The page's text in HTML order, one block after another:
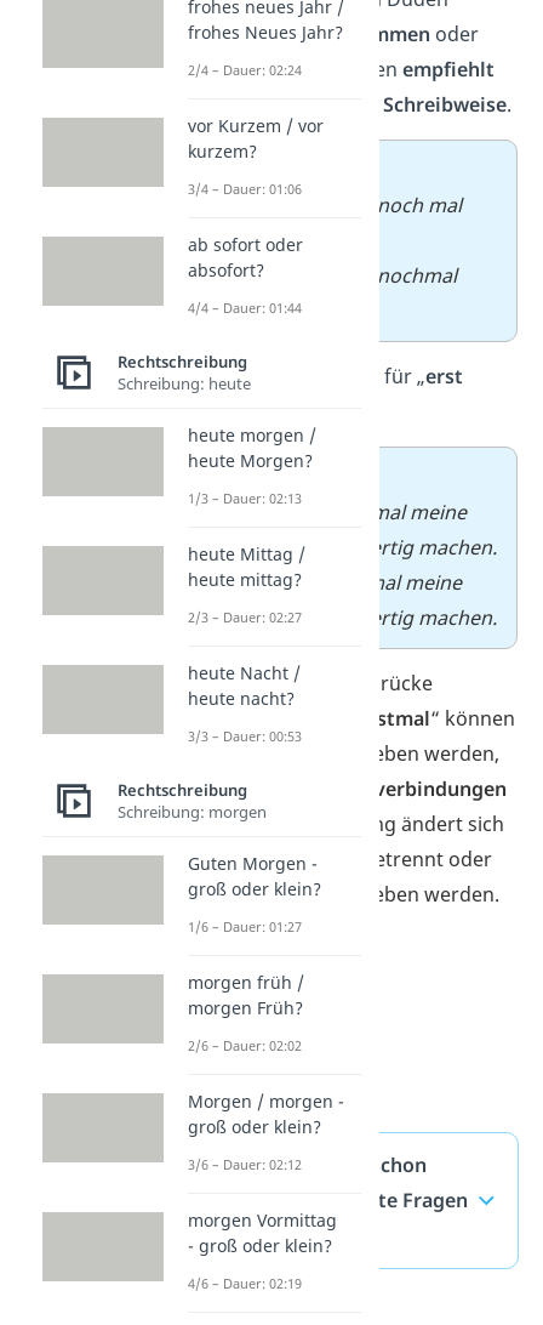
anerkannt —zusammen oder
getrennt. Der Dudenempfiehlt
getrennte Schreibweise.
Kannst du mir noch mal
helfen?
✓Kannst du mir nochmal
helfen?
Dieselbe Regel gilt für „erst
Beispiel
✓Ich muss erst mal meine
Hausaufgaben fertig machen.
✓Ich muss erstmal meine
Hausaufgaben fertig machen.
Übrigens:
Die Ausdrücke
erstmal“ können
zusammengeschrieben werden,
weil sie
feste Wortverbindungen
sind. Ihre Bedeutung ändert sich
nicht, egal ob sie getrennt oder
zusammengeschrieben werden.
„schonmal“ / „schon
mal“ — häufigste Fragen
(ausklappen)
frohes neues Jahr /
frohes Neues Jahr?
2/4 – Dauer: 02:24
vor Kurzem / vor
kurzem?
3/4 – Dauer: 01:06
ab sofort oder
absofort?
4/4 – Dauer: 01:44
Rechtschreibung
Schreibung: heute
heute morgen /
heute Morgen?
1/3 – Dauer: 02:13
heute Mittag /
heute mittag?
2/3 – Dauer: 02:27
heute Nacht /
heute nacht?
3/3 – Dauer: 00:53
Rechtschreibung
Schreibung: morgen
Guten Morgen -
groß oder klein?
1/6 – Dauer: 01:27
morgen früh /
morgen Früh?
2/6 – Dauer: 02:02
Morgen / morgen -
groß oder klein?
3/6 – Dauer: 02:12
morgen Vormittag
- groß oder klein?
4/6 – Dauer: 02:19